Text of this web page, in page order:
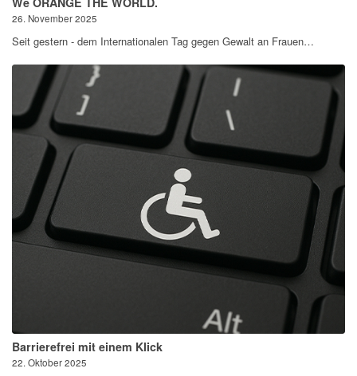
26. November 2025
Seit gestern - dem Internationalen Tag gegen Gewalt an Frauen…
Barrierefrei mit einem Klick
22. Oktober 2025